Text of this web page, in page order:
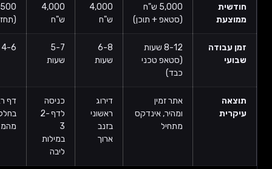
5,000 ש"ח
(סטאפ + תוכן)
4,000
ש"ח
4,000
ש"ח
3,500 ש"ח
(תחזוקה)
(סטאפ טכני
6-8
שעות
5-7
שעות
4-6 שעות
ומהיר, אינדקס
ראשוני
כניסה
3
במילות
דף ראשון
בחלק